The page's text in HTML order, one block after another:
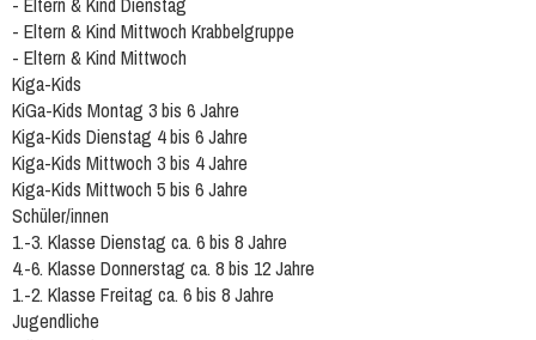
- Eltern & Kind Mittwoch Krabbelgruppe
- Eltern & Kind Mittwoch
Kiga-Kids
KiGa-Kids Montag 3 bis 6 Jahre
Kiga-Kids Dienstag 4 bis 6 Jahre
Kiga-Kids Mittwoch 3 bis 4 Jahre
Kiga-Kids Mittwoch 5 bis 6 Jahre
Schüler/innen
1.-3. Klasse Dienstag ca. 6 bis 8 Jahre
4.-6. Klasse Donnerstag ca. 8 bis 12 Jahre
1.-2. Klasse Freitag ca. 6 bis 8 Jahre
Jugendliche